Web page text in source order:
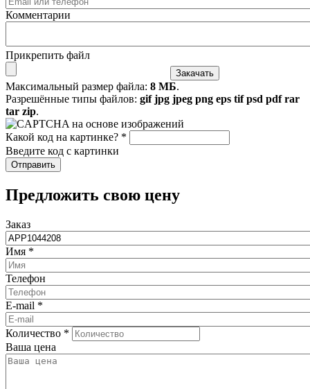
Комментарии
Прикрепить файл
Максимальный размер файла: 8 МБ.
Разрешённые типы файлов: gif jpg jpeg png eps tif psd pdf rar
tar zip.
Какой код на картинке? *
Введите код с картинки
​Предложить свою цену
Заказ
Имя *
Телефон
E-mail *
Количество *
Ваша цена